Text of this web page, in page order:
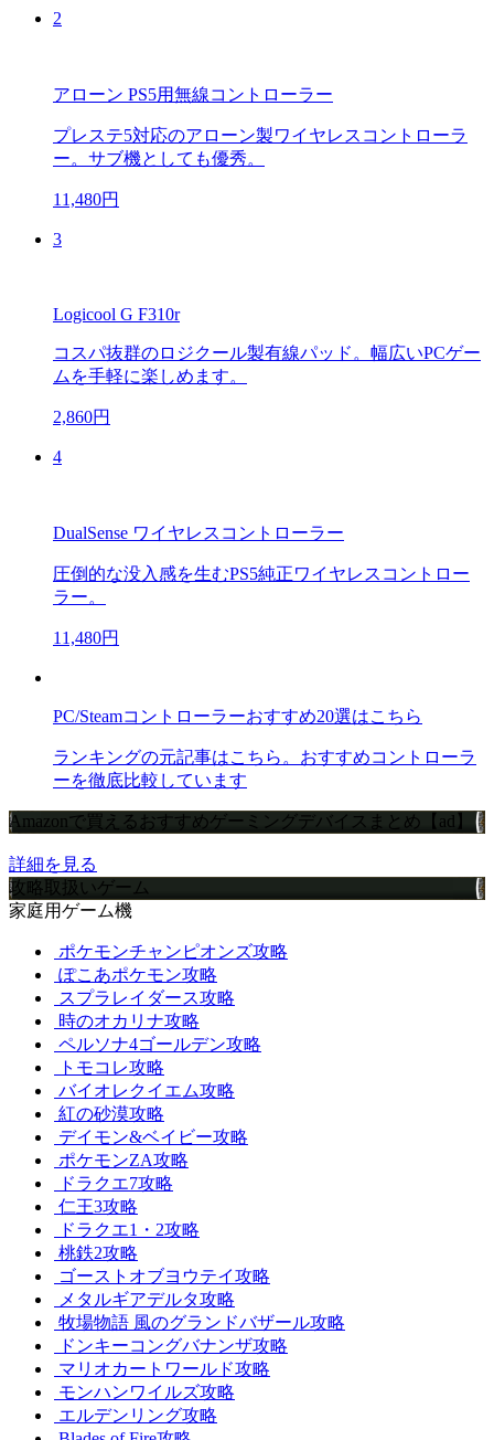
2
アローン PS5用無線コントローラー
プレステ5対応のアローン製ワイヤレスコントローラ
ー。サブ機としても優秀。
11,480円
3
Logicool G F310r
コスパ抜群のロジクール製有線パッド。幅広いPCゲー
ムを手軽に楽しめます。
2,860円
4
DualSense ワイヤレスコントローラー
圧倒的な没入感を生むPS5純正ワイヤレスコントロー
ラー。
11,480円
PC/Steamコントローラーおすすめ20選はこちら
ランキングの元記事はこちら。おすすめコントローラ
ーを徹底比較しています
Amazonで買えるおすすめゲーミングデバイスまとめ【ad】
詳細を見る
攻略取扱いゲーム
家庭用ゲーム機
ポケモンチャンピオンズ攻略
ぽこあポケモン攻略
スプラレイダース攻略
時のオカリナ攻略
ペルソナ4ゴールデン攻略
トモコレ攻略
バイオレクイエム攻略
紅の砂漠攻略
デイモン&ベイビー攻略
ポケモンZA攻略
ドラクエ7攻略
仁王3攻略
ドラクエ1・2攻略
桃鉄2攻略
ゴーストオブヨウテイ攻略
メタルギアデルタ攻略
牧場物語 風のグランドバザール攻略
ドンキーコングバナンザ攻略
マリオカートワールド攻略
モンハンワイルズ攻略
エルデンリング攻略